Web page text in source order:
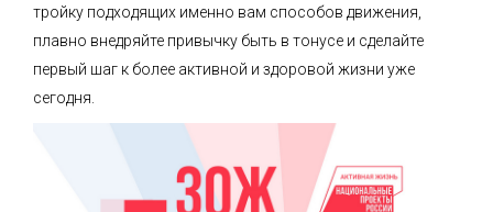
тройку подходящих именно вам способов движения,
плавно внедряйте привычку быть в тонусе и сделайте
первый шаг к более активной и здоровой жизни уже
сегодня.